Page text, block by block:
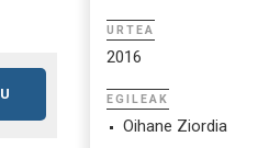
URTEA
2016
EGILEAK
Oihane Ziordia